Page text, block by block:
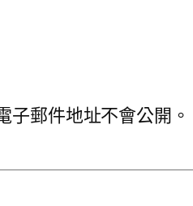
子郵件地址不會公開。